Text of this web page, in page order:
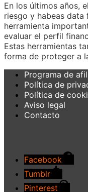
En los últimos años,
riesgo y habeas data
herramienta
evaluar el perfil
Estas herramientas
forma de proteger a
Programa de
Política de
Política de
Aviso legal
Contacto
Facebook
Tumblr
Pinterest